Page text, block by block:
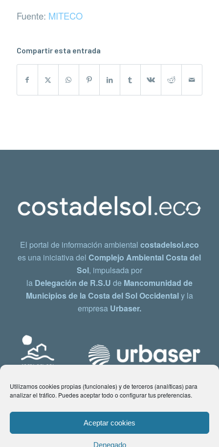
Utilizamos cookies propias (funcionales) y de terceros (analíticas) para
analizar el tráfico. Puedes aceptar todo o configurar tus preferencias.
Aceptar cookies
Denegado
Fuente: MITECO
Compartir esta entrada
El portal de información ambiental costadelsol.eco
es una iniciativa delComplejo Ambiental Costa del
Sol, impulsada por
la Delegación de R.S.U de Mancomunidad de
Municipios de la Costa del Sol Occidentaly la
empresa Urbaser.